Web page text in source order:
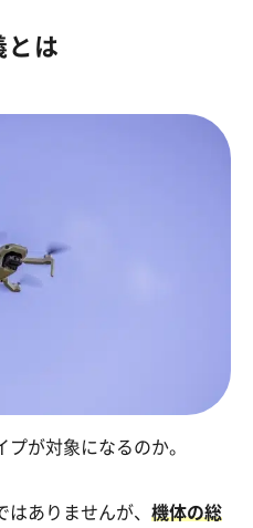
とは
が対象になるのか。
ありませんが、 機体の総